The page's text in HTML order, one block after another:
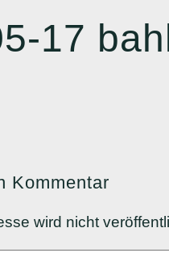
17
Kommentar
wird nicht